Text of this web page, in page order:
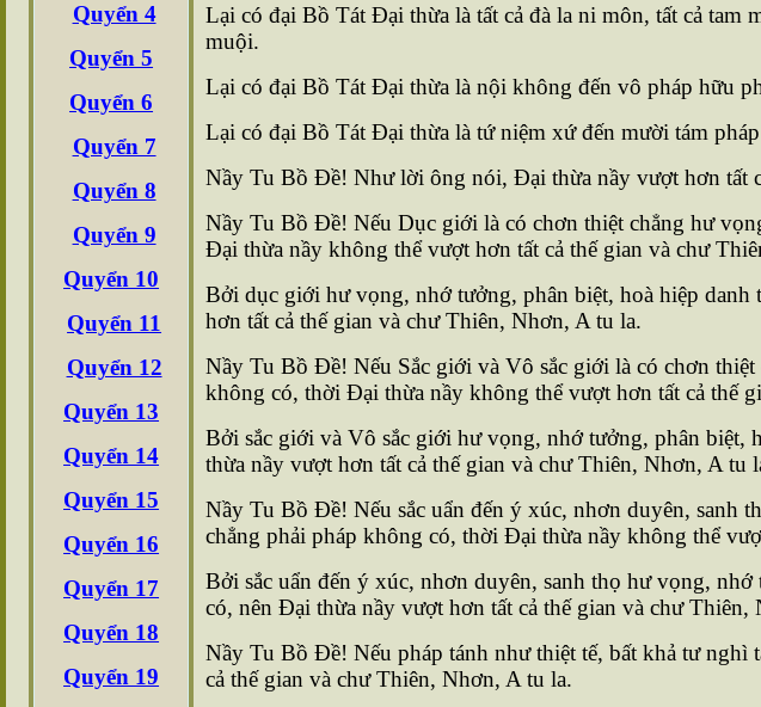
Quyển 4
Quyển 5
Quyển 6
Quyển 7
Quyển 8
Quyển 9
Quyển 10
Quyển 11
Quyển 12
Quyển 13
Quyển 14
Quyển 15
Quyển 16
Quyển 17
Quyển 18
Quyển 19
Lại có đại Bồ Tát Ðại thừa là tất cả đà la ni môn, tất cả
muội.
Lại có đại Bồ Tát Ðại thừa là nội không đến vô pháp hữu
Lại có đại Bồ Tát Ðại thừa là tứ niệm xứ đến mười tám
Nầy Tu Bồ Ðề! Như lời ông nói, Ðại thừa nầy vượt hơn tất
Nầy Tu Bồ Ðề! Nếu Dục giới là có chơn thiệt chẳng hư
Ðại thừa nầy không thể vượt hơn tất cả thế gian và chư
Bởi dục giới hư vọng, nhớ tưởng, phân biệt, hoà hiệp
hơn tất cả thế gian và chư Thiên, Nhơn, A tu la.
Nầy Tu Bồ Ðề! Nếu Sắc giới và Vô sắc giới là có chơn
không có, thời Ðại thừa nầy không thể vượt hơn tất cả thế
Bởi sắc giới và Vô sắc giới hư vọng, nhớ tưởng, phân biệt,
thừa nầy vượt hơn tất cả thế gian và chư Thiên, Nhơn, A tu
Nầy Tu Bồ Ðề! Nếu sắc uẩn đến ý xúc, nhơn duyên, sanh
chẳng phải pháp không có, thời Ðại thừa nầy không thể
Bởi sắc uẩn đến ý xúc, nhơn duyên, sanh thọ hư vọng,
có, nên Ðại thừa nầy vượt hơn tất cả thế gian và chư Thiên,
Nầy Tu Bồ Ðề! Nếu pháp tánh như thiệt tế, bất khả tư
cả thế gian và chư Thiên, Nhơn, A tu la.